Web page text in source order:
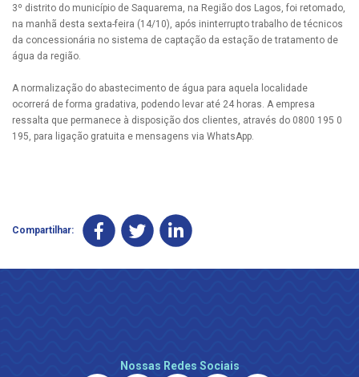
3º distrito do município de Saquarema, na Região dos Lagos, foi retomado,
na manhã desta sexta-feira (14/10), após ininterrupto trabalho de técnicos
da concessionária no sistema de captação da estação de tratamento de
água da região.
A normalização do abastecimento de água para aquela localidade
ocorrerá de forma gradativa, podendo levar até 24 horas. A empresa
ressalta que permanece à disposição dos clientes, através do 0800 195 0
195, para ligação gratuita e mensagens via WhatsApp.
Compartilhar:
Nossas Redes Sociais